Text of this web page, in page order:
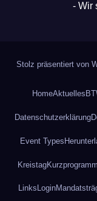
- Wir
Stolz präsentiert von
HomeAktuelles
Datenschutz­erklärung
Event Types
Kreistag
Links Login